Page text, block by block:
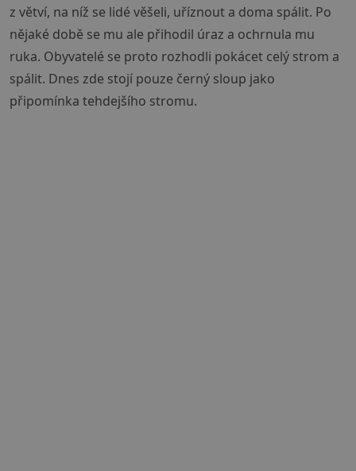
z větví, na níž se lidé věšeli, uříznout a doma spálit. Po
nějaké době se mu ale přihodil úraz a ochrnula mu
ruka. Obyvatelé se proto rozhodli pokácet celý strom a
spálit. Dnes zde stojí pouze černý sloup jako
připomínka tehdejšího stromu.